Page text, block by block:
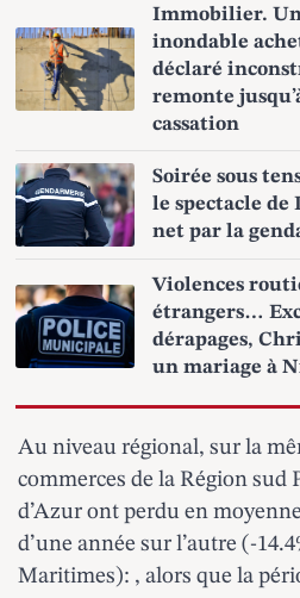
Immobilier.
inondable
déclaré
remonte
cassation
Soirée sous
le spectacle de
net par la
Violences
étrangers…
dérapages,
un mariage à
Au niveau régional, sur la
commerces de la Région sud
d’Azur ont perdu en
d’une année sur l’autre (-
Maritimes): , alors que la